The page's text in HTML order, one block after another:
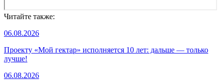
Читайте также:
06.08.2026
Проекту «Мой гектар» исполняется 10 лет: дальше — только
лучше!
06.08.2026